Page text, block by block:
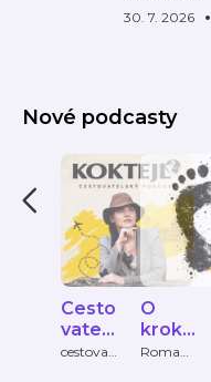
30. 7. 2026
Nové podcasty
Cesto
vatels
ký
cestovat
O
krok
dál
Romana